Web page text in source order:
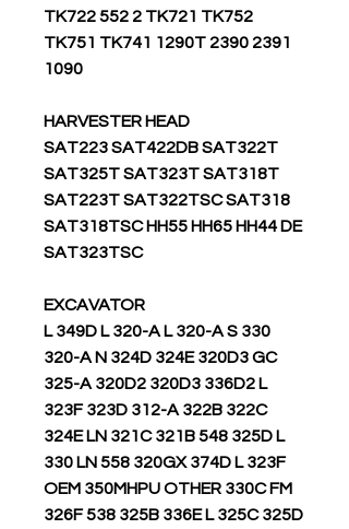
TK722 552 2 TK721 TK752
TK751 TK741 1290T 2390 2391
1090
HARVESTER HEAD
SAT223 SAT422DB SAT322T
SAT325T SAT323T SAT318T
SAT223T SAT322TSC SAT318
SAT318TSC HH55 HH65 HH44 DE
SAT323TSC
EXCAVATOR
330 L 349D L 320-A L 320-A S
320-A N 324D 324E 320D3 GC
325-A 320D2 320D3 336D2 L
323F 323D 312-A 322B 322C
324E LN 321C 321B 548 325D L
330 LN 558 320GX 374D L 323F
OEM 350MHPU OTHER 330C FM
326F 538 325B 336E L 325C 325D